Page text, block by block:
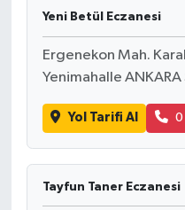
Yeni Betül Eczanesi
Ergenekon Mah.
Yenimahalle
Yol Tarifi Al 0
Tayfun Taner Eczanesi